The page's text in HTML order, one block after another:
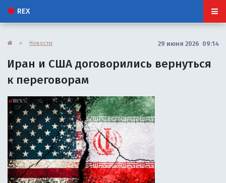
REX
» Новости 29 июня 2026 09:14
Иран и США договорились вернуться
к переговорам